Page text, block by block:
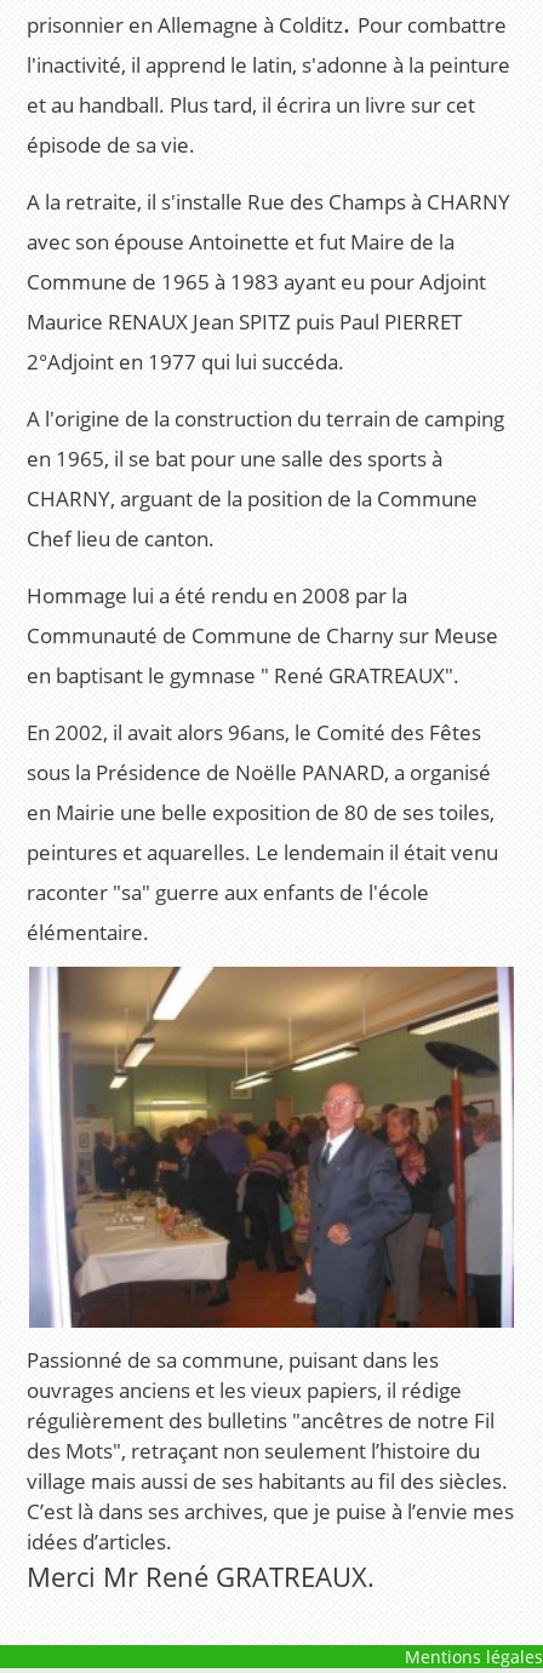
prisonnier en Allemagne à Colditz. Pour combattre
l'inactivité, il apprend le latin, s'adonne à la peinture
et au handball. Plus tard, il écrira un livre sur cet
épisode de sa vie.
A la retraite, il s'installe Rue des Champs à CHARNY
avec son épouse Antoinette et fut Maire de la
Commune de 1965 à 1983 ayant eu pour Adjoint
Maurice RENAUX Jean SPITZ puis Paul PIERRET
2°Adjoint en 1977 qui lui succéda.
A l'origine de la construction du terrain de camping
en 1965, il se bat pour une salle des sports à
CHARNY, arguant de la position de la Commune
Chef lieu de canton.
Hommage lui a été rendu en 2008 par la
Communauté de Commune de Charny sur Meuse
en baptisant le gymnase " René GRATREAUX".
En 2002, il avait alors 96ans, le Comité des Fêtes
sous la Présidence de Noëlle PANARD, a organisé
en Mairie une belle exposition de 80 de ses toiles,
peintures et aquarelles. Le lendemain il était venu
raconter "sa" guerre aux enfants de l'école
élémentaire.
Passionné de sa commune, puisant dans les
ouvrages anciens et les vieux papiers, il rédige
régulièrement des bulletins "ancêtres de notre Fil
des Mots", retraçant non seulement l’histoire du
village mais aussi de ses habitants au fil des siècles.
C’est là dans ses archives, que je puise à l’envie mes
idées d’articles.
Merci Mr René GRATREAUX.
Mentions légales